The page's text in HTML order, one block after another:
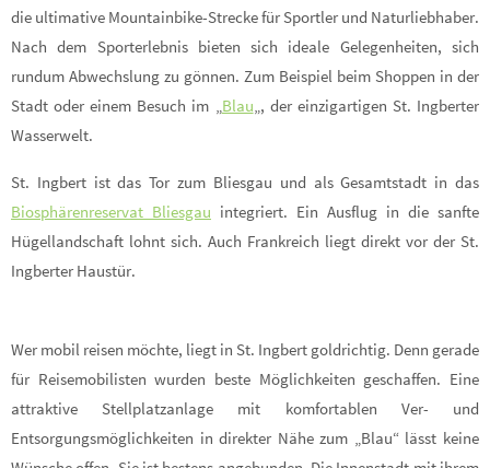
die ultimative Mountainbike-Strecke für Sportler und Naturliebhaber.
Nach dem Sporterlebnis bieten sich ideale Gelegenheiten, sich
rundum Abwechslung zu gönnen. Zum Beispiel beim Shoppen in der
Stadt oder einem Besuch im „Blau„, der einzigartigen St. Ingberter
Wasserwelt.
St. Ingbert ist das Tor zum Bliesgau und als Gesamtstadt in das
Biosphärenreservat Bliesgau integriert. Ein Ausflug in die sanfte
Hügellandschaft lohnt sich. Auch Frankreich liegt direkt vor der St.
Ingberter Haustür.
Wer mobil reisen möchte, liegt in St. Ingbert goldrichtig. Denn gerade
für Reisemobilisten wurden beste Möglichkeiten geschaffen. Eine
attraktive Stellplatzanlage mit komfortablen Ver- und
Entsorgungsmöglichkeiten in direkter Nähe zum „Blau“ lässt keine